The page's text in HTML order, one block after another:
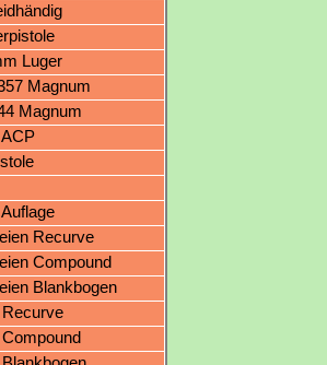
Luger
Magnum
Magnum
Recurve
Compound
Blankbogen
Recurve